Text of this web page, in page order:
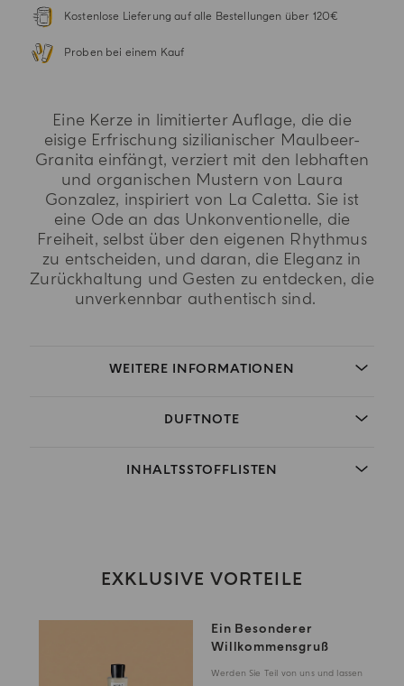
Kostenlose Lieferung auf alle Bestellungen über 120€
Proben bei einem Kauf
Eine Kerze in limitierter Auflage, die die
eisige Erfrischung sizilianischer Maulbeer-
Granita einfängt, verziert mit den lebhaften
und organischen Mustern von Laura
Gonzalez, inspiriert von La Caletta. Sie ist
eine Ode an das Unkonventionelle, die
Freiheit, selbst über den eigenen Rhythmus
zu entscheiden, und daran, die Eleganz in
Zurückhaltung und Gesten zu entdecken, die
unverkennbar authentisch sind.
WEITERE INFORMATIONEN
DUFTNOTE
INHALTSSTOFFLISTEN
EXKLUSIVE VORTEILE
Ein Besonderer
Willkommensgruß
Werden Sie Teil von uns und lassen